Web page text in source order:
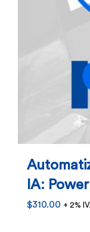
IA:
$310.00 + 2%